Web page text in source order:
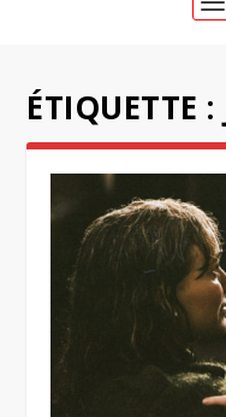
ÉTIQUETTE :